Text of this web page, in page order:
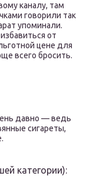
каналу, там
говорили так
упоминали.
от
цене для
всего бросить.
давно — ведь
сигареты,
категории):